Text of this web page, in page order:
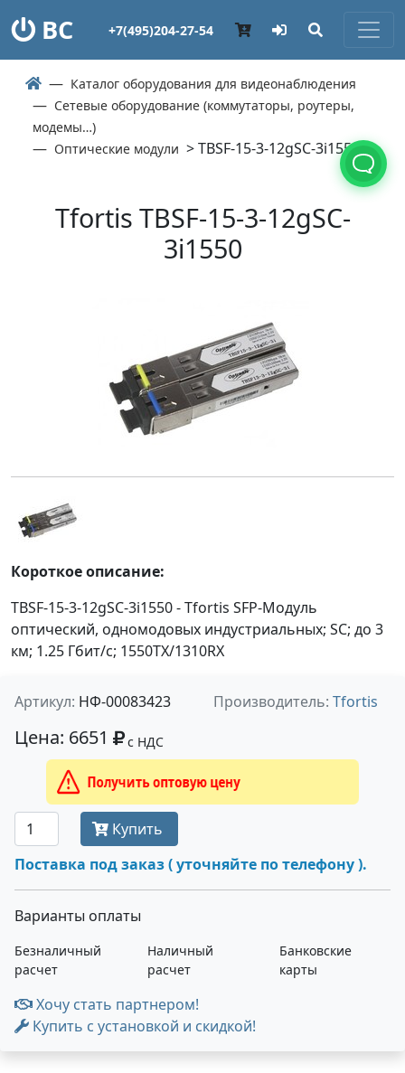
ВС +7(495)204-27-54
Каталог оборудования для видеонаблюдения
Сетевые оборудование (коммутаторы, роутеры,
модемы…)
Оптические модули > TBSF-15-3-12gSC-3i1550
Tfortis TBSF-15-3-12gSC-
3i1550
Короткое описание:
TBSF-15-3-12gSC-3i1550 - Tfortis SFP-Модуль
оптический, одномодовых индустриальных; SC; до 3
км; 1.25 Гбит/с; 1550TX/1310RX
Артикул: НФ-00083423 Производитель: Tfortis
Цена: 6651 с НДС
Получить оптовую цену
Купить
Поставка под заказ ( уточняйте по телефону ).
Варианты оплаты
Безналичный
расчет
Наличный
расчет
Банковские
карты
Хочу стать партнером!
Купить с установкой и скидкой!